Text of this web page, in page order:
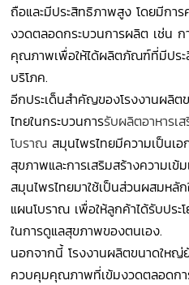
ถือและมีประสิทธิภาพสูง โดยมีกา
งวดตลอดกระบวนการผลิต เช่น
คุณภาพเพื่อให้ได้ผลิตภัณฑ์ที่มีปร
บริโภค.
อีกประเด็นสำคัญของโรงงานผลิ
ไทยในกระบวนการรับผลิตอาหารเ
โบราณ สมุนไพรไทยมีความเป็นเ
สุขภาพและการเสริมสร้างความเข้
สมุนไพรไทยมาใช้เป็นส่วนผสมหลั
แผนโบราณ เพื่อให้ลูกค้าได้รับประ
ในการดูแลสุขภาพของตนเอง.
นอกจากนี้ โรงงานผลิตขนาดให
ควบคุมคุณภาพที่เข้มงวดตลอดก